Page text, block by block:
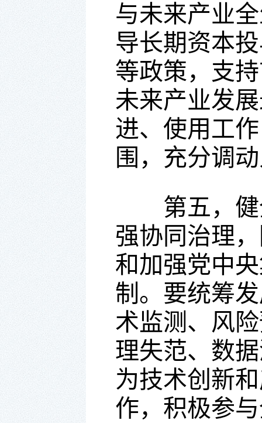
与未来产业
导长期资本
等政策，支
未来产业发
进、使用工
围，充分调
第五，健
强协同治理
和加强党中
制。要统筹
术监测、风
理失范、数
为技术创新
作，积极参